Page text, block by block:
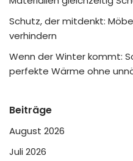
Schutz, der mitdenkt:
verhindern
Wenn der Winter kommt:
perfekte Wärme ohne
Beiträge
August 2026
Juli 2026